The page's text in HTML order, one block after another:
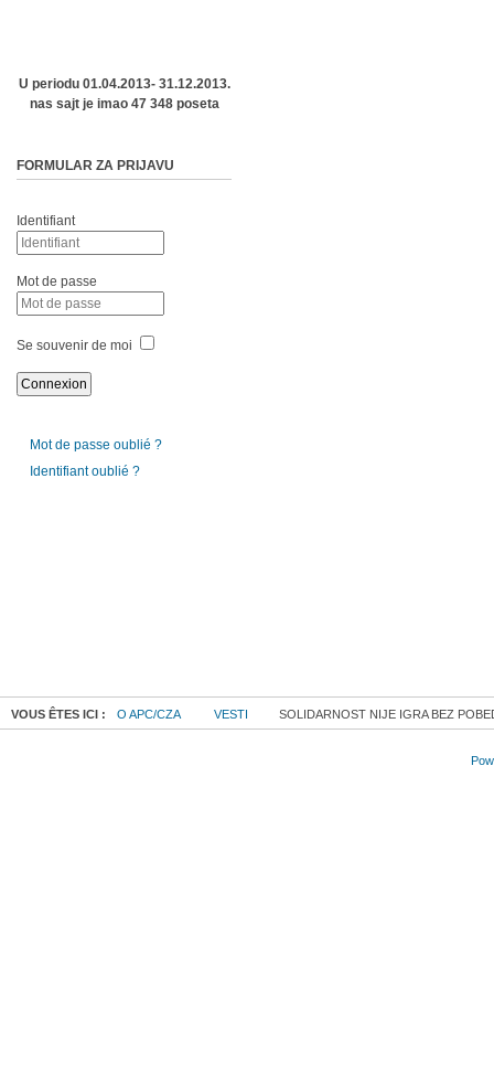
U periodu 01.04.2013- 31.12.2013.
nas sajt je imao 47 348 poseta
FORMULAR ZA PRIJAVU
Identifiant
Mot de passe
Se souvenir de moi
Mot de passe oublié ?
Identifiant oublié ?
VOUS ÊTES ICI : O APC/CZA VESTI SOLIDARNOST NIJE IGRA BEZ